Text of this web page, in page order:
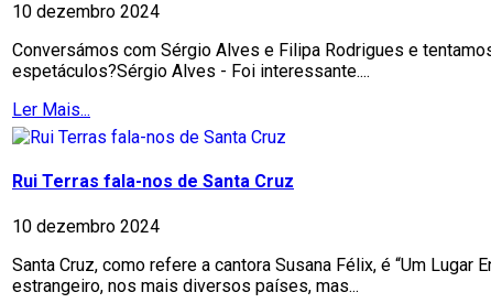
10 dezembro 2024
Conversámos com Sérgio Alves e Filipa Rodrigues e
espetáculos?Sérgio Alves - Foi interessante....
Ler Mais...
Rui Terras fala-nos de Santa Cruz
10 dezembro 2024
Santa Cruz, como refere a cantora Susana Félix, é “Um
estrangeiro, nos mais diversos países, mas...